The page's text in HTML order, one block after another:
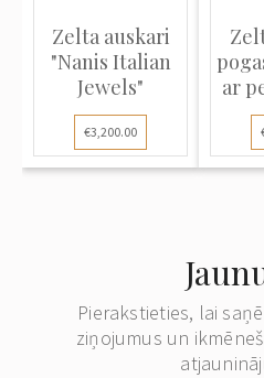
Zelta auskari
"Nanis Italian
Jewels"
€3,200.00
ar
Pierakstieties, lai
ziņojumus un